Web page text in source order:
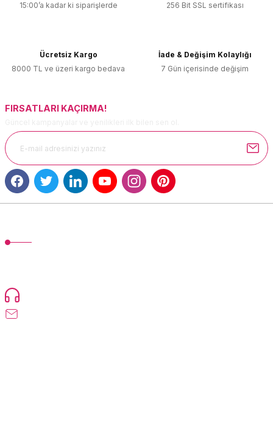
Ürün resmi kalitesiz, bozuk veya görüntülenemiyor.
Ürün fiyatı diğer sitelerden daha pahalı.
Bu ürüne benzer farklı alternatifler olmalı.
15:00’a kadar ki siparişlerde
256 Bit SSL sertifikası
Ücretsiz Kargo
8000 TL ve üzeri kargo bedava
İade & Değişim Kolaylığı
7 Gün içerisinde değişim
FIRSATLARI KAÇIRMA!